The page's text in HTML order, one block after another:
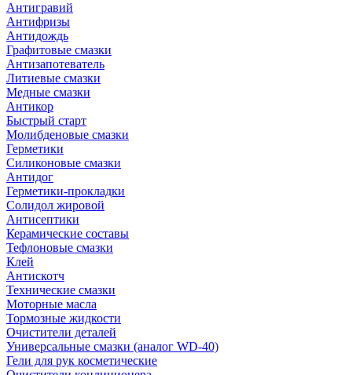
Антигравий
Антифризы
Антидождь
Графитовые смазки
Антизапотеватель
Литиевые смазки
Медные смазки
Антикор
Быстрый старт
Молибденовые смазки
Герметики
Силиконовые смазки
Антидог
Герметики-прокладки
Солидол жировой
Антисептики
Керамические составы
Тефлоновые смазки
Клей
Антискотч
Технические смазки
Моторные масла
Тормозные жидкости
Очистители деталей
Универсальные смазки (аналог WD-40)
Гели для рук косметические